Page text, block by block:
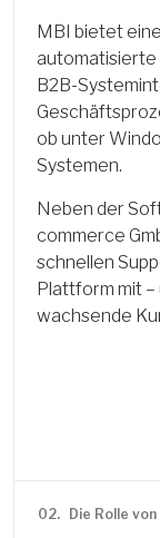
MBI bietet
automatisierte
B2B-
ob unter
Systemen.
Neben der
commerce
schnellen
Plattform mit
wachsende
02. Die Rolle